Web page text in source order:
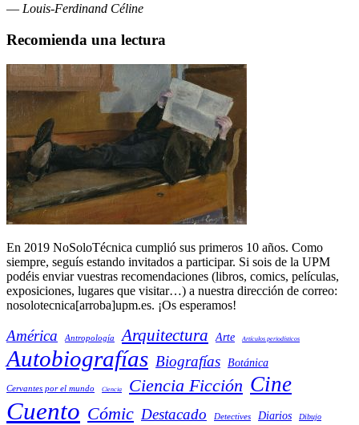
— Louis-Ferdinand Céline
Recomienda una lectura
En 2019 NoSoloTécnica cumplió sus primeros 10 años. Como
siempre, seguís estando invitados a participar. Si sois de la UPM
podéis enviar vuestras recomendaciones (libros, comics, películas,
exposiciones, lugares que visitar…) a nuestra dirección de correo:
nosolotecnica[arroba]upm.es. ¡Os esperamos!
América Antropología Arquitectura Arte Artículos periodísticos
Autobiografías Biografías Botánica
Cervantes por el mundo Ciencia Ciencia Ficción Cine
Cuento Cómic Destacado Detectives Diarios Dibujo